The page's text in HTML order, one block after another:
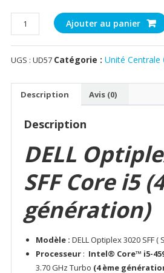
quantité
de
DELL
Optiplex
4590
500Go
Ajouter au panier
UGS : UD57 Catégorie : Unité Centrale
Description Avis (0)
Description
DELL
SFF Core i5
génération)
Modèle : DELL Optiplex 3020 SFF (
Processeur: Intel® Core™ i5-
3.70 GHz Turbo (4 ème